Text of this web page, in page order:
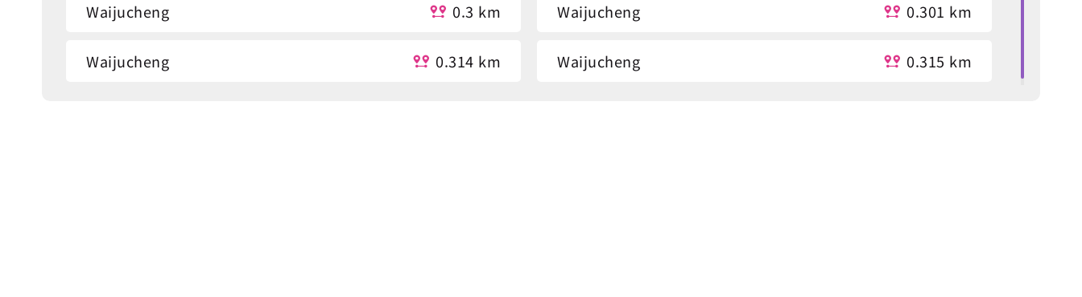
Waijucheng 0.3 km Waijucheng 0.301 km
Waijucheng 0.314 km Waijucheng 0.315 km